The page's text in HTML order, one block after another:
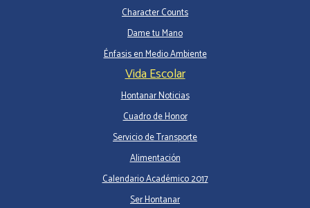
Character Counts
Dame tu Mano
Énfasis en Medio Ambiente
Vida Escolar
Hontanar Noticias
Cuadro de Honor
Servicio de Transporte
Alimentación
Calendario Académico 2017
Ser Hontanar